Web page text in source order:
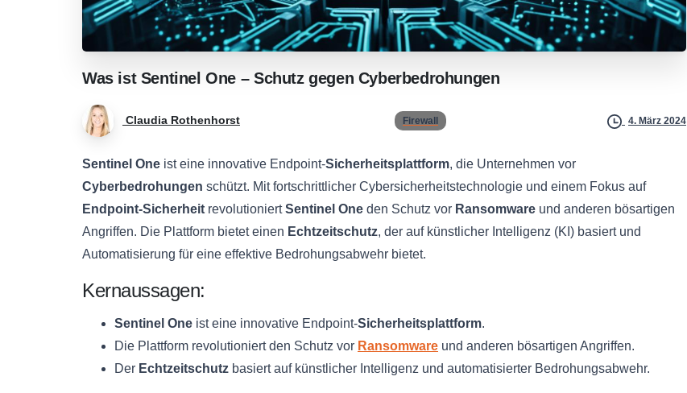
Was ist Sentinel One – Schutz gegen Cyberbedrohungen
Claudia Rothenhorst Firewall 4. März 2024
Sentinel One ist eine innovative Endpoint-Sicherheitsplattform, die Unternehmen vor
Cyberbedrohungen schützt. Mit fortschrittlicher Cybersicherheitstechnologie und einem Fokus auf
Endpoint-Sicherheit revolutioniertSentinel One den Schutz vor Ransomware und anderen bösartigen
Angriffen. Die Plattform bietet einen Echtzeitschutz, der auf künstlicher Intelligenz (KI) basiert und
Automatisierung für eine effektive Bedrohungsabwehr bietet.
Kernaussagen:
Sentinel One ist eine innovative Endpoint-Sicherheitsplattform.
Die Plattform revolutioniert den Schutz vor Ransomware und anderen bösartigen Angriffen.
Der Echtzeitschutz basiert auf künstlicher Intelligenz und automatisierter Bedrohungsabwehr.